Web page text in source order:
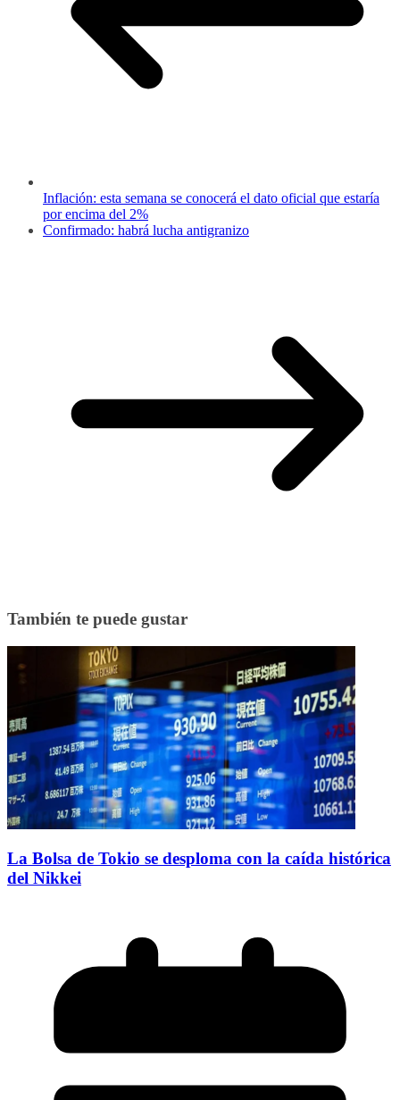
Inflación: esta semana se conocerá el dato oficial que estaría
por encima del 2%
Confirmado: habrá lucha antigranizo
También te puede gustar
La Bolsa de Tokio se desploma con la caída histórica
del Nikkei